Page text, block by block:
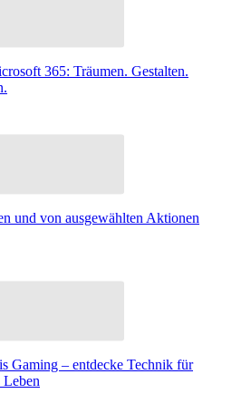
365: Träumen. Gestalten.
und von ausgewählten Aktionen
Gaming – entdecke Technik für
Leben